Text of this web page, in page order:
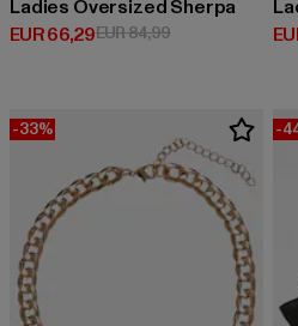
Ladies Oversized Sherpa
EUR 66,29
Derzeitiger Preis: EUR 66,29
EUR 84,99Aktionspreis:
-33% -